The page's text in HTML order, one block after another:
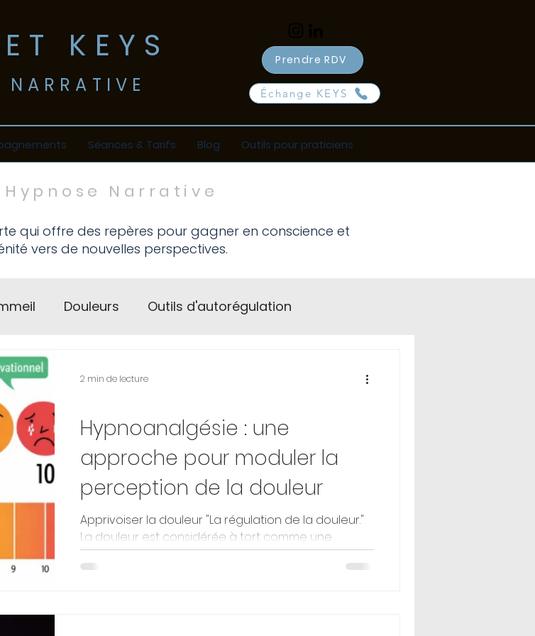
KEYS Prendre RDV
NARRATIVE Échange KEYS
Séances & Tarifs Blog Outils pour praticiens
Hypnose Narrative
qui offre des repères pour gagner en conscience et
vers de nouvelles perspectives.
Douleurs Outils d'autorégulation
Hypnoanalgésie : une
approche pour moduler la
perception de la douleur
Apprivoiser la douleur "La régulation de la douleur."
La douleur est considérée à tort comme une
sensation qui s'impose, incontrôlable, qui s’installe et
dont on dépend, comme un signal purement
2 min de lecture